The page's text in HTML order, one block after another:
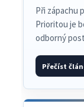
Při zápachu
Prioritou je
odborný
Přečíst